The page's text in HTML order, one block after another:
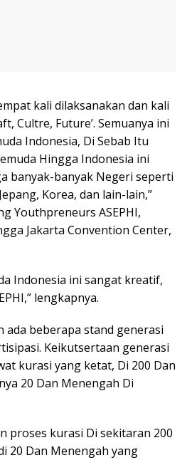
kali dilaksanakan dan kali
Cultre, Future’. Semuanya ini
Indonesia, Di Sebab Itu
Hingga Indonesia ini
banyak-banyak Negeri seperti
Korea, dan lain-lain,”
Youthpreneurs ASEPHI,
Jakarta Convention Center,
Indonesia ini sangat kreatif,
lengkapnya.
ada beberapa stand generasi
Keikutsertaan generasi
kurasi yang ketat, Di 200 Dan
20 Dan Menengah Di
proses kurasi Di sekitaran 200
20 Dan Menengah yang